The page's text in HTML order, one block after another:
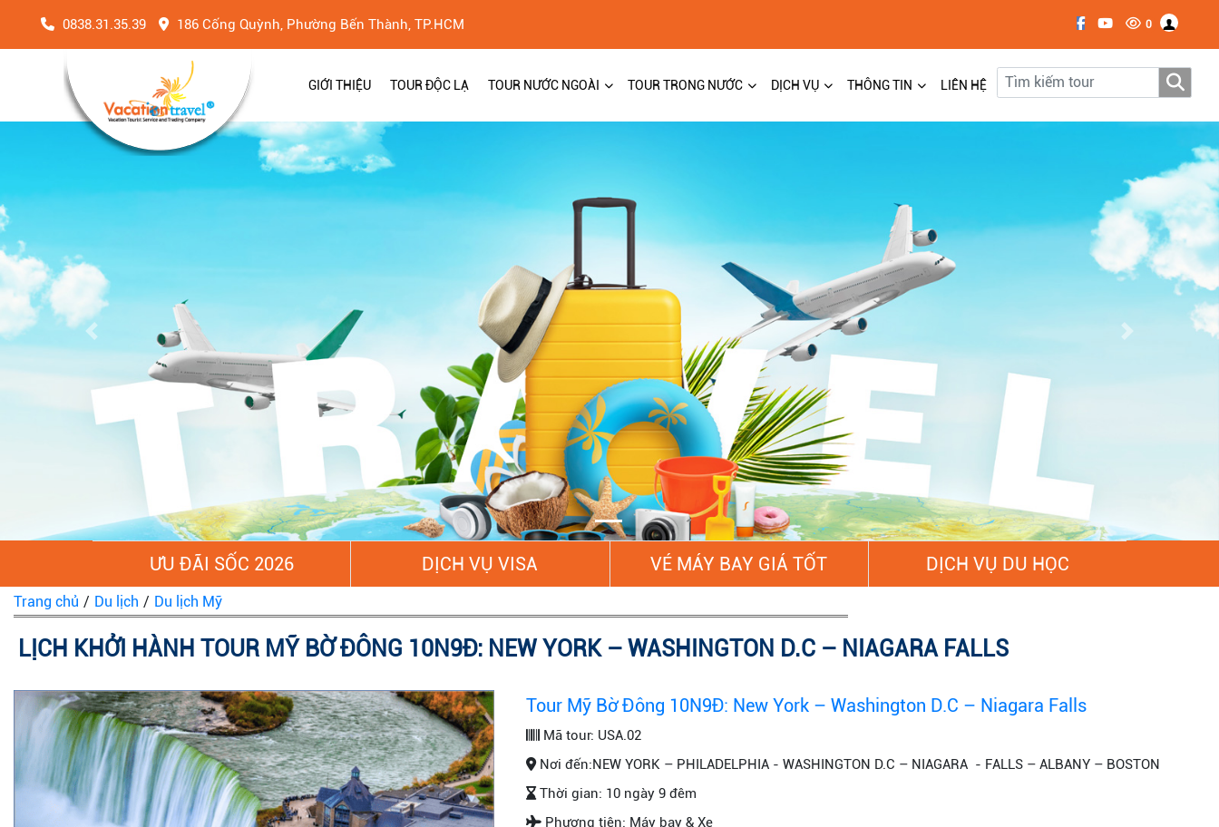
0838.31.35.39 186 Cống Quỳnh, Phường Bến Thành, TP.HCM 0
GIỚI THIỆU TOUR ĐỘC LẠ TOUR NƯỚC NGOÀI TOUR TRONG NƯỚC DỊCH VỤ THÔNG TIN LIÊN HỆ
Previous Next
TÌM KIẾM
Tour trong nước Tour nước ngoài
ƯU ĐÃI SỐC 2026 DỊCH VỤ VISA VÉ MÁY BAY GIÁ TỐT DỊCH VỤ DU HỌC
Trang chủ / Du lịch / Du lịch Mỹ
LỊCH KHỞI HÀNH TOUR MỸ BỜ ĐÔNG 10N9Đ: NEW YORK – WASHINGTON D.C – NIAGARA FALLS
Tour Mỹ Bờ Đông 10N9Đ: New York – Washington D.C – Niagara Falls
Mã tour: USA.02
Nơi đến:NEW YORK – PHILADELPHIA - WASHINGTON D.C – NIAGARA - FALLS – ALBANY – BOSTON
Thời gian: 10 ngày 9 đêm
Phương tiện: Máy bay & Xe